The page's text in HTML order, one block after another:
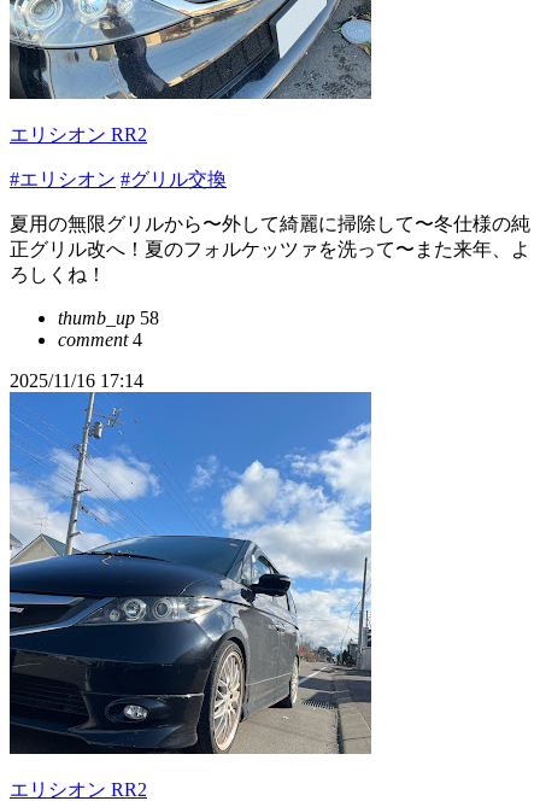
エリシオン RR2
#エリシオン #グリル交換
夏用の無限グリルから〜外して綺麗に掃除して〜冬仕様の純
正グリル改へ！夏のフォルケッツァを洗って〜また来年、よ
ろしくね！
thumb_up 58
comment4
2025/11/16 17:14
エリシオン RR2